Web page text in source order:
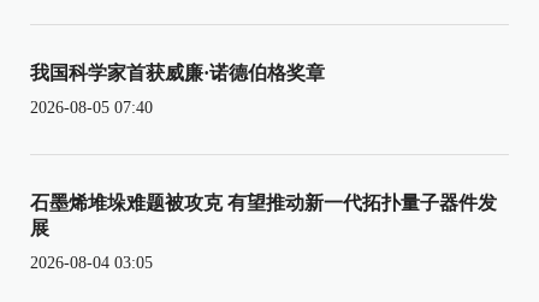
我国科学家首获威廉·诺德伯格奖章
2026-08-05 07:40
石墨烯堆垛难题被攻克 有望推动新一代拓扑量子器件发
展
2026-08-04 03:05